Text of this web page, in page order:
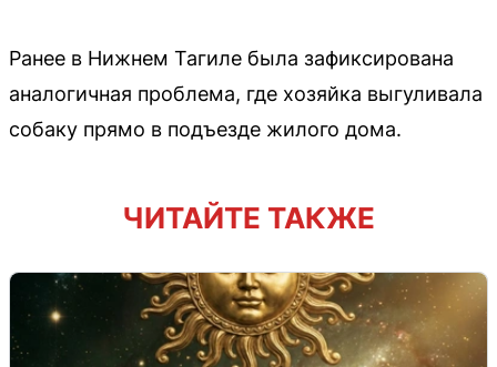
Ранее в Нижнем Тагиле была зафиксирована
аналогичная проблема, где хозяйка выгуливала
собаку прямо в подъезде жилого дома.
ЧИТАЙТЕ ТАКЖЕ